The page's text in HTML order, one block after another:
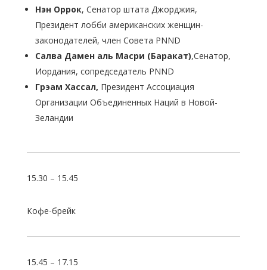
Нэн Оррок, Сенатор штата Джорджия,
Президент лобби американских женщин-
законодателей, член Совета PNND
Салва Дамен аль Масри (Баракат),Сенатор,
Иордания, сопредседатель PNND
Грэам Хассал, Президент Ассоциация
Организации Объединенных Наций в Новой-
Зеландии
15.30 – 15.45
Кофе-брейк
15.45 – 17.15